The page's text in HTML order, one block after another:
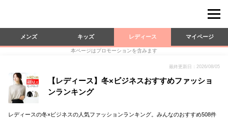
メンズ キッズ レディース マイページ
本ページはプロモーションを含みます
最終更新日：2026/08/05
【レディース】冬×ビジネスおすすめファッショ
ンランキング
レディースの冬×ビジネスの人気ファッションランキング。みんなのおすすめ508件